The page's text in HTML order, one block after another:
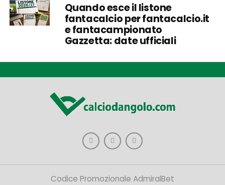
Quando esce il listone
fantacalcio per fantacalcio.it
e fantacampionato
Gazzetta: date ufficiali
Codice Promozionale AdmiralBet